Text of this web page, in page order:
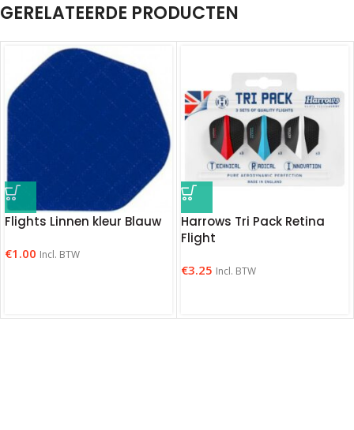
GERELATEERDE PRODUCTEN
Flights Linnen kleur Blauw
€1.00 Incl. BTW
Harrows Tri Pack Retina
Flight
€3.25 Incl. BTW